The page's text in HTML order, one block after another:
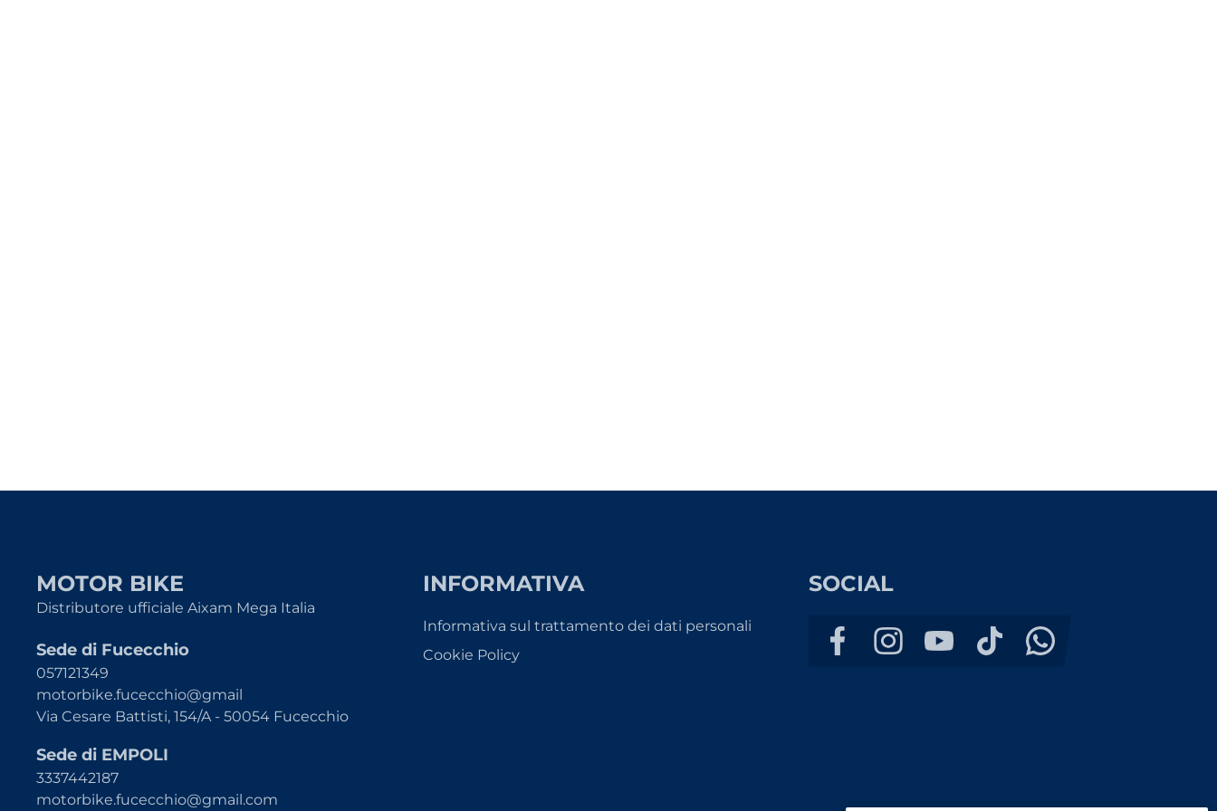
MOTOR BIKE
Distributore ufficiale Aixam Mega Italia
Sede di Fucecchio
057121349
motorbike.fucecchio@gmail
Via Cesare Battisti, 154/A - 50054 Fucecchio
Sede di EMPOLI
3337442187
motorbike.fucecchio@gmail.com
INFORMATIVA
Informativa sul trattamento dei dati personali
Cookie Policy
SOCIAL